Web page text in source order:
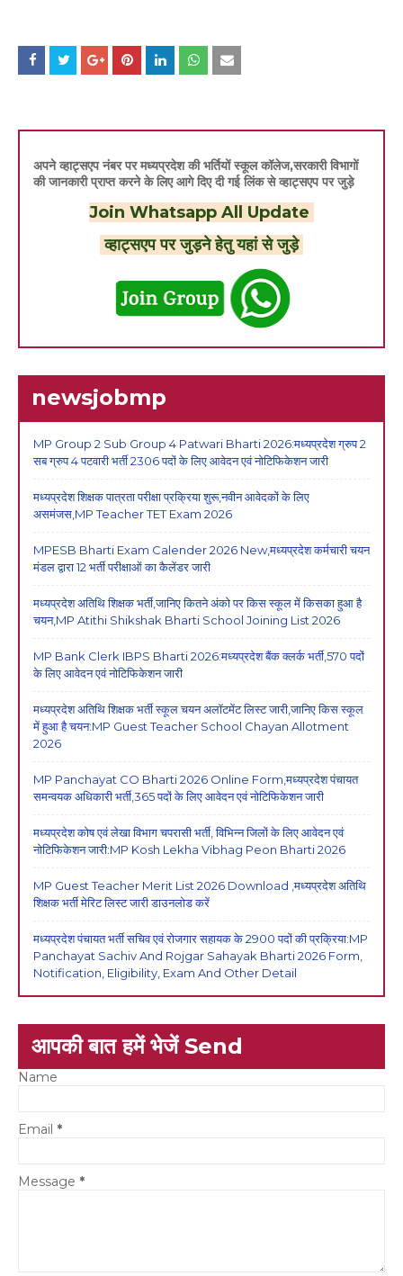
अपने व्हाट्सएप नंबर पर मध्यप्रदेश की भर्तियों स्कूल कॉलेज,सरकारी विभागों
की जानकारी प्राप्त करने के लिए आगे दिए दी गई लिंक से व्हाट्सएप पर जुड़े
Join Whatsapp All Update
व्हाट्सएप पर जुड़ने हेतु यहां से जुड़े
newsjobmp
MP Group 2 Sub Group 4 Patwari Bharti 2026:मध्यप्रदेश ग्रुप 2
सब ग्रुप 4 पटवारी भर्ती 2306 पदों के लिए आवेदन एवं नोटिफिकेशन जारी
मध्यप्रदेश शिक्षक पात्रता परीक्षा प्रक्रिया शुरू,नवीन आवेदकों के लिए
असमंजस,MP Teacher TET Exam 2026
MPESB Bharti Exam Calender 2026 New,मध्यप्रदेश कर्मचारी चयन
मंडल द्वारा 12 भर्ती परीक्षाओं का कैलेंडर जारी
मध्यप्रदेश अतिथि शिक्षक भर्ती,जानिए कितने अंको पर किस स्कूल में किसका हुआ है
चयन,MP Atithi Shikshak Bharti School Joining List 2026
MP Bank Clerk IBPS Bharti 2026:मध्यप्रदेश बैंक क्लर्क भर्ती,570 पदों
के लिए आवेदन एवं नोटिफिकेशन जारी
मध्यप्रदेश अतिथि शिक्षक भर्ती स्कूल चयन अलॉटमेंट लिस्ट जारी,जानिए किस स्कूल
में हुआ है चयन:MP Guest Teacher School Chayan Allotment
2026
MP Panchayat CO Bharti 2026 Online Form,मध्यप्रदेश पंचायत
समन्वयक अधिकारी भर्ती,365 पदों के लिए आवेदन एवं नोटिफिकेशन जारी
मध्यप्रदेश कोष एवं लेखा विभाग चपरासी भर्ती, विभिन्न जिलों के लिए आवेदन एवं
नोटिफिकेशन जारी:MP Kosh Lekha Vibhag Peon Bharti 2026
MP Guest Teacher Merit List 2026 Download ,मध्यप्रदेश अतिथि
शिक्षक भर्ती मेरिट लिस्ट जारी डाउनलोड करें
मध्यप्रदेश पंचायत भर्ती सचिव एवं रोजगार सहायक के 2900 पदों की प्रक्रिया:MP
Panchayat Sachiv And Rojgar Sahayak Bharti 2026 Form,
Notification, Eligibility, Exam And Other Detail
आपकी बात हमें भेजें Send
Name
Email *
Message *